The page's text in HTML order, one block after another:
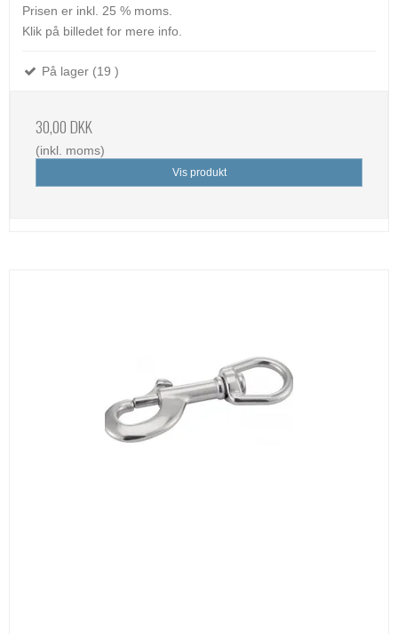
Prisen er inkl. 25 % moms.
Klik på billedet for mere info.
På lager (19 )
30,00 DKK
(inkl. moms)
Vis produkt